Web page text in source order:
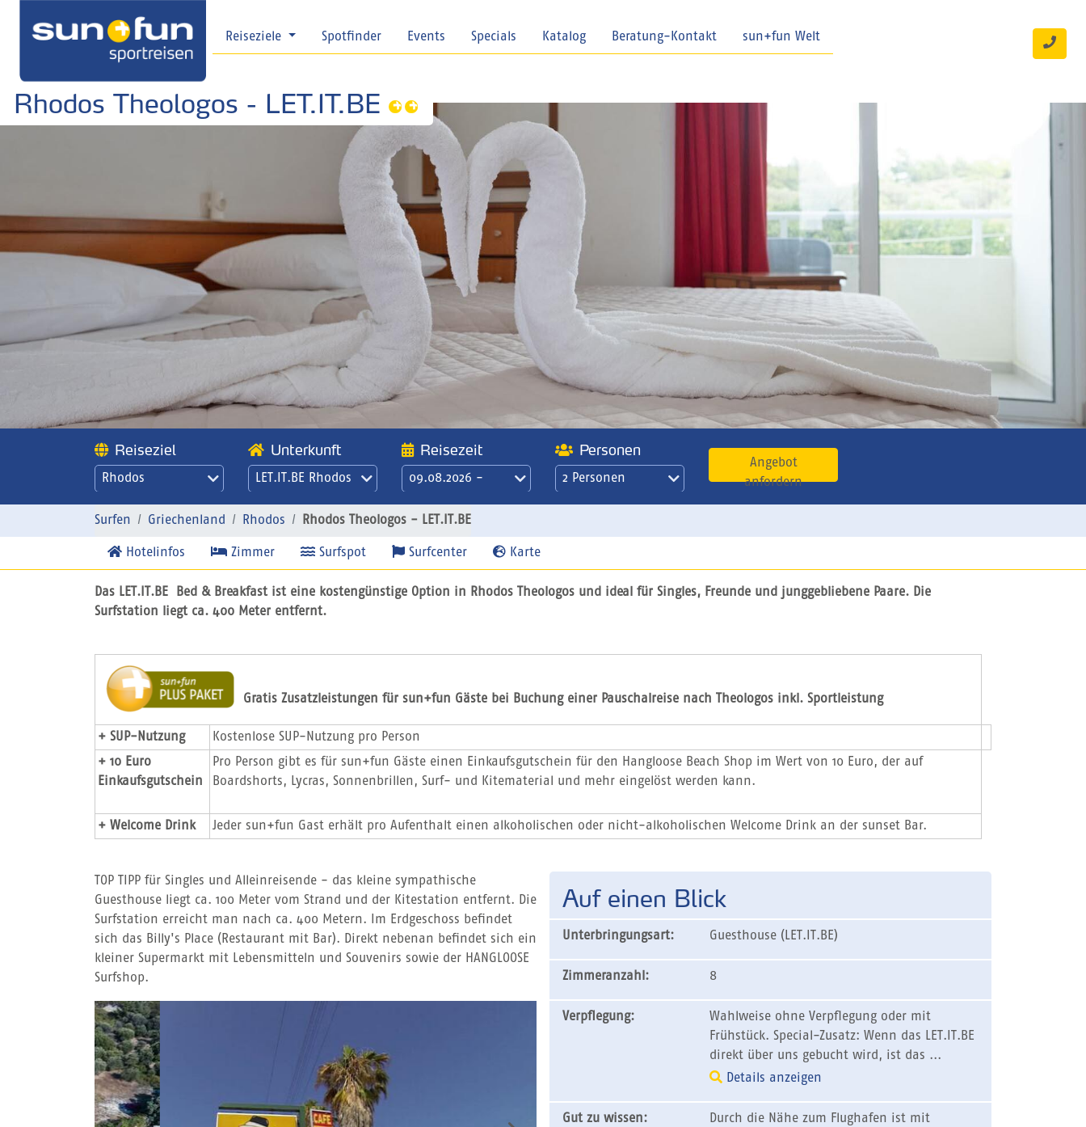
Reiseziele Spotfinder Events Specials Katalog Beratung-Kontakt sun+fun Welt
Rhodos Theologos - LET.IT.BE
Reiseziel
Rhodos
Unterkunft
LET.IT.BE Rhodos
LET.IT.BE
Reisezeit
09.08.2026 -
21 Übernachtungen
/ 3 Wochen
Personen
2 Personen
Angebot
anfordern
Surfen Griechenland Rhodos Rhodos Theologos - LET.IT.BE
Hotelinfos Zimmer Surfspot Surfcenter Karte
Das LET.IT.BE Bed & Breakfast ist eine kostengünstige Option in Rhodos Theologos und ideal für Singles, Freunde und junggebliebene Paare. Die
Surfstation liegt ca. 400 Meter entfernt.
Gratis Zusatzleistungen für sun+fun Gäste bei Buchung einer Pauschalreise nach Theologos inkl. Sportleistung
+ SUP-Nutzung
Kostenlose SUP-Nutzung pro Person
+ 10 Euro
Einkaufsgutschein
Pro Person gibt es für sun+fun Gäste einen Einkaufsgutschein für den Hangloose Beach Shop im Wert von 10 Euro, der auf
Boardshorts, Lycras, Sonnenbrillen, Surf- und Kitematerial und mehr eingelöst werden kann.
+ Welcome Drink Jeder sun+fun Gast erhält pro Aufenthalt einen alkoholischen oder nicht-alkoholischen Welcome Drink an der sunset Bar.
TOP TIPP für Singles und Alleinreisende - das kleine sympathische
Guesthouse liegt ca. 100 Meter vom Strand und der Kitestation entfernt. Die
Surfstation erreicht man nach ca. 400 Metern. Im Erdgeschoss befindet
sich das Billy's Place (Restaurant mit Bar). Direkt nebenan befindet sich ein
kleiner Supermarkt mit Lebensmitteln und Souvenirs sowie der HANGLOOSE
Surfshop.
Auf einen Blick
Unterbringungsart: Guesthouse (LET.IT.BE)
Zimmeranzahl: 8
Verpflegung:
Wahlweise ohne Verpflegung oder mit
Frühstück. Special-Zusatz: Wenn das LET.IT.BE
direkt über uns gebucht wird, ist das ...
Details anzeigen
Gut zu wissen:
Durch die Nähe zum Flughafen ist mit